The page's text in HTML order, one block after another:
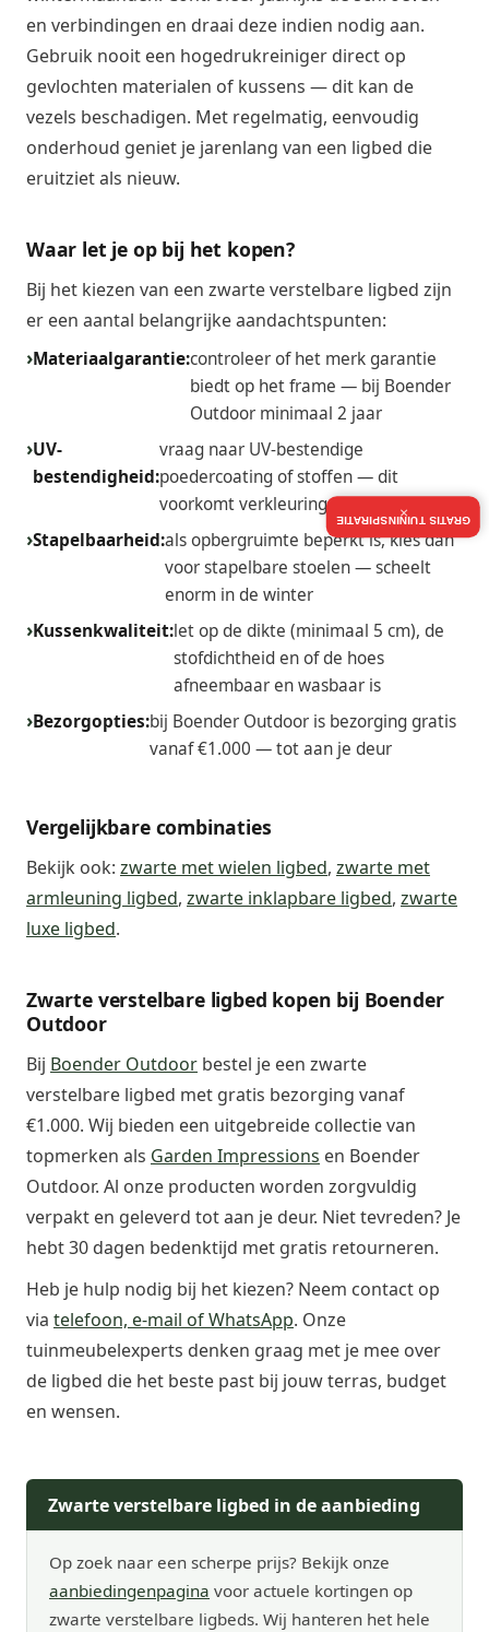
en verbindingen en draai deze indien nodig aan.
Gebruik nooit een hogedrukreiniger direct op
gevlochten materialen of kussens — dit kan de
vezels beschadigen. Met regelmatig, eenvoudig
onderhoud geniet je jarenlang van een ligbed die
eruitziet als nieuw.
Waar let je op bij het kopen?
Bij het kiezen van een zwarte verstelbare ligbed zijn
er een aantal belangrijke aandachtspunten:
Materiaalgarantie:controleer of het merk garantie
biedt op het frame — bij Boender
Outdoor minimaal 2 jaar
UV-
bestendigheid:
vraag naar UV-bestendige
poedercoating of stoffen — dit
voorkomt verkleuring
Stapelbaarheid:als opbergruimte beperkt is, kies dan
voor stapelbare stoelen — scheelt
enorm in de winter
Kussenkwaliteit:let op de dikte (minimaal 5 cm), de
stofdichtheid en of de hoes
afneembaar en wasbaar is
Bezorgopties:bij Boender Outdoor is bezorging gratis
vanaf €1.000 — tot aan je deur
Vergelijkbare combinaties
Bekijk ook: zwarte met wielen ligbed, zwarte met
armleuning ligbed, zwarte inklapbare ligbed, zwarte
luxe ligbed.
Zwarte verstelbare ligbed kopen bij Boender
Outdoor
Bij Boender Outdoor bestel je een zwarte
verstelbare ligbed met gratis bezorging vanaf
€1.000. Wij bieden een uitgebreide collectie van
topmerken als Garden Impressions en Boender
Outdoor. Al onze producten worden zorgvuldig
verpakt en geleverd tot aan je deur. Niet tevreden? Je
hebt 30 dagen bedenktijd met gratis retourneren.
Heb je hulp nodig bij het kiezen? Neem contact op
via telefoon, e-mail of WhatsApp. Onze
tuinmeubelexperts denken graag met je mee over
de ligbed die het beste past bij jouw terras, budget
en wensen.
Zwarte verstelbare ligbed in de aanbieding
Op zoek naar een scherpe prijs? Bekijk onze
aanbiedingenpagina voor actuele kortingen op
zwarte verstelbare ligbeds. Wij hanteren het hele
GRATIS TUININSPIRATIE
×